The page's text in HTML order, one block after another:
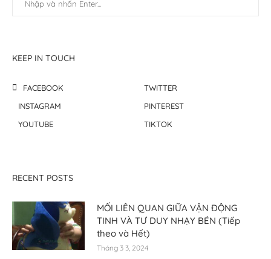
KEEP IN TOUCH
FACEBOOK
TWITTER
INSTAGRAM
PINTEREST
YOUTUBE
TIKTOK
RECENT POSTS
MỐI LIÊN QUAN GIỮA VẬN ĐỘNG
TINH VÀ TƯ DUY NHẠY BÉN (Tiếp
theo và Hết)
Tháng 3 3, 2024